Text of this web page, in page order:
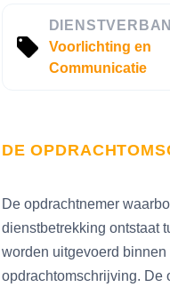
Voorlichting en
Communicatie
DE
De opdrachtnemer
dienstbetrekking ontstaat
worden uitgevoerd
opdrachtomschrijving. De